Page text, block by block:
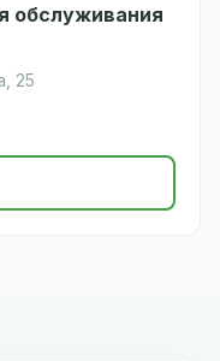
обслуживания
25